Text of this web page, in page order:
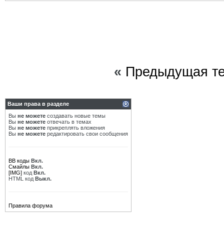
« Предыдущая
Ваши права в разделе
Вы не можете создавать новые темы
Вы не можете отвечать в темах
Вы не можете прикреплять вложения
Вы не можете редактировать свои сообщения
BB коды Вкл.
Смайлы Вкл.
[IMG] код Вкл.
HTML код Выкл.
Правила форума